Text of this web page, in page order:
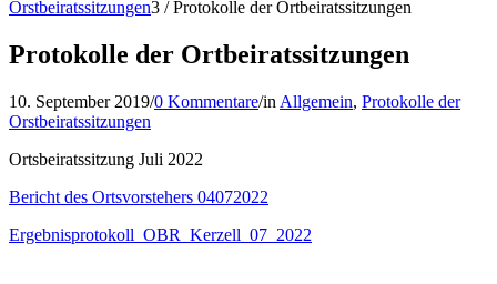
Orstbeiratssitzungen3 / Protokolle der Ortbeiratssitzungen
Protokolle der Ortbeiratssitzungen
10. September 2019/0 Kommentare/in Allgemein, Protokolle der
Orstbeiratssitzungen
Ortsbeiratssitzung Juli 2022
Bericht des Ortsvorstehers 04072022
Ergebnisprotokoll_OBR_Kerzell_07_2022